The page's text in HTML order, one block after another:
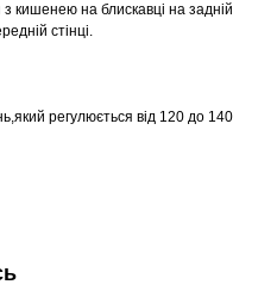
кишенею на блискавці на задній
стінці.
регулюється від 120 до 140